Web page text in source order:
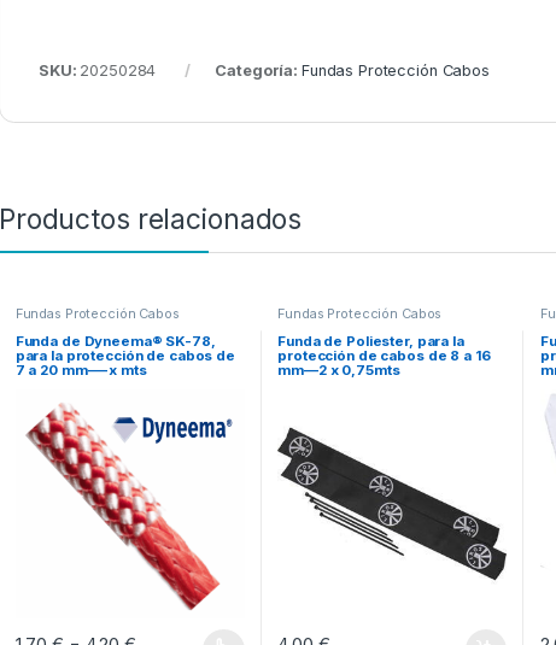
SKU: 20250284 Categoría: Fundas Protección Cabos
Productos relacionados
Fundas Protección Cabos
Funda de Dyneema® SK-78,
para la protección de cabos de
7 a 20 mm—-x mts
Fundas Protección Cabos
Funda de Poliester, para la
protección de cabos de 8 a 16
mm—2 x 0,75mts